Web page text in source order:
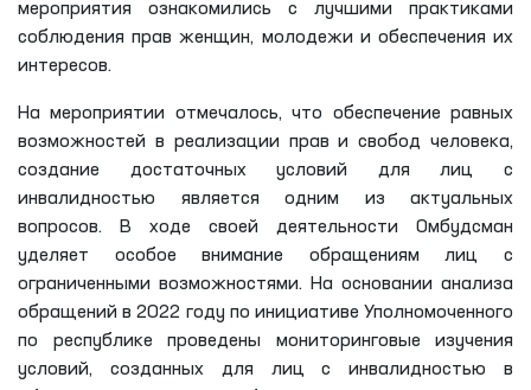
обращения на месте, увеличить количество
мониторинговых посещений.
сессии. Обсуждены актуальные аспекты защиты прав
женщин и молодежи, лиц с инвалидностью и лиц,
содержащихся в учреждениях исполнения наказаний, а
также вопросы взаимного сотрудничества Омбудсмена
с государственными органами и представителями
гражданского общества.
В первой сессии участники международного
мероприятия ознакомились с лучшими практиками
соблюдения прав женщин, молодежи и обеспечения их